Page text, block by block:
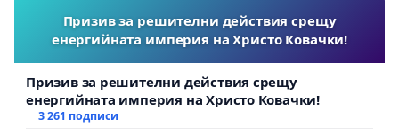
Призив за решителни действия срещу
енергийната империя на Христо Ковачки!
Призив за решителни действия срещу
енергийната империя на Христо Ковачки!
3 261 подписи